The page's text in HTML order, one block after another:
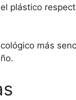
plástico
más